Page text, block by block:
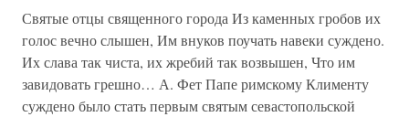
Святые отцы священного города Из каменных гробов их
голос вечно слышен, Им внуков поучать навеки суждено.
Их слава так чиста, их жребий так возвышен, Что им
завидовать грешно… А. Фет Папе римскому Клименту
суждено было стать первым святым севастопольской